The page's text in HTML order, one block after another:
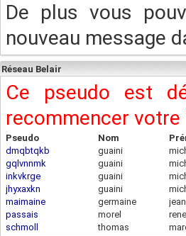
De plus vous
nouveau message
Réseau Belair
Ce pseudo est
recommencer
Pseudo Nom
dmqbtqkb
guaini
gqlvnnmk
guaini
inkvkrge
guaini
jhyxaxkn
guaini
maimaine
germaine
passais
morel rene
schmoll
thomas